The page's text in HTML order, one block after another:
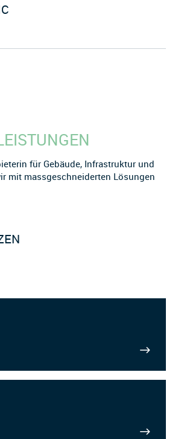
für Gebäude, Infrastruktur und
mit massgeschneiderten Lösungen